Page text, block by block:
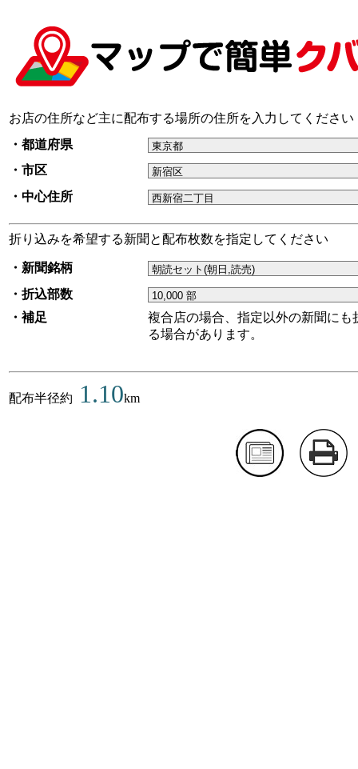
お店の住所など主に配布する場所の住所を入力してください
・都道府県
・市区
・中心住所
折り込みを希望する新聞と配布枚数を指定してください
・新聞銘柄
・折込部数
・補足
複合店の場合、指定以外の新聞にも
る場合があります。
配布半径約 1.10km